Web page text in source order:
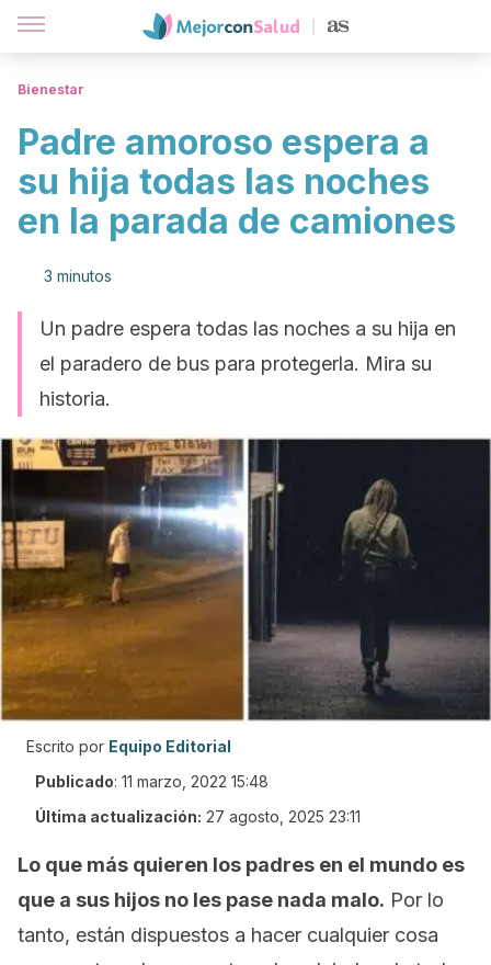
Bienestar
Padre amoroso espera a
su hija todas las noches
en la parada de camiones
3 minutos
Un padre espera todas las noches a su hija en
el paradero de bus para protegerla. Mira su
historia.
Escrito por Equipo Editorial
Publicado: 11 marzo, 2022 15:48
Última actualización: 27 agosto, 2025 23:11
Lo que más quieren los padres en el mundo es
que a sus hijos no les pase nada malo. Por lo
tanto, están dispuestos a hacer cualquier cosa